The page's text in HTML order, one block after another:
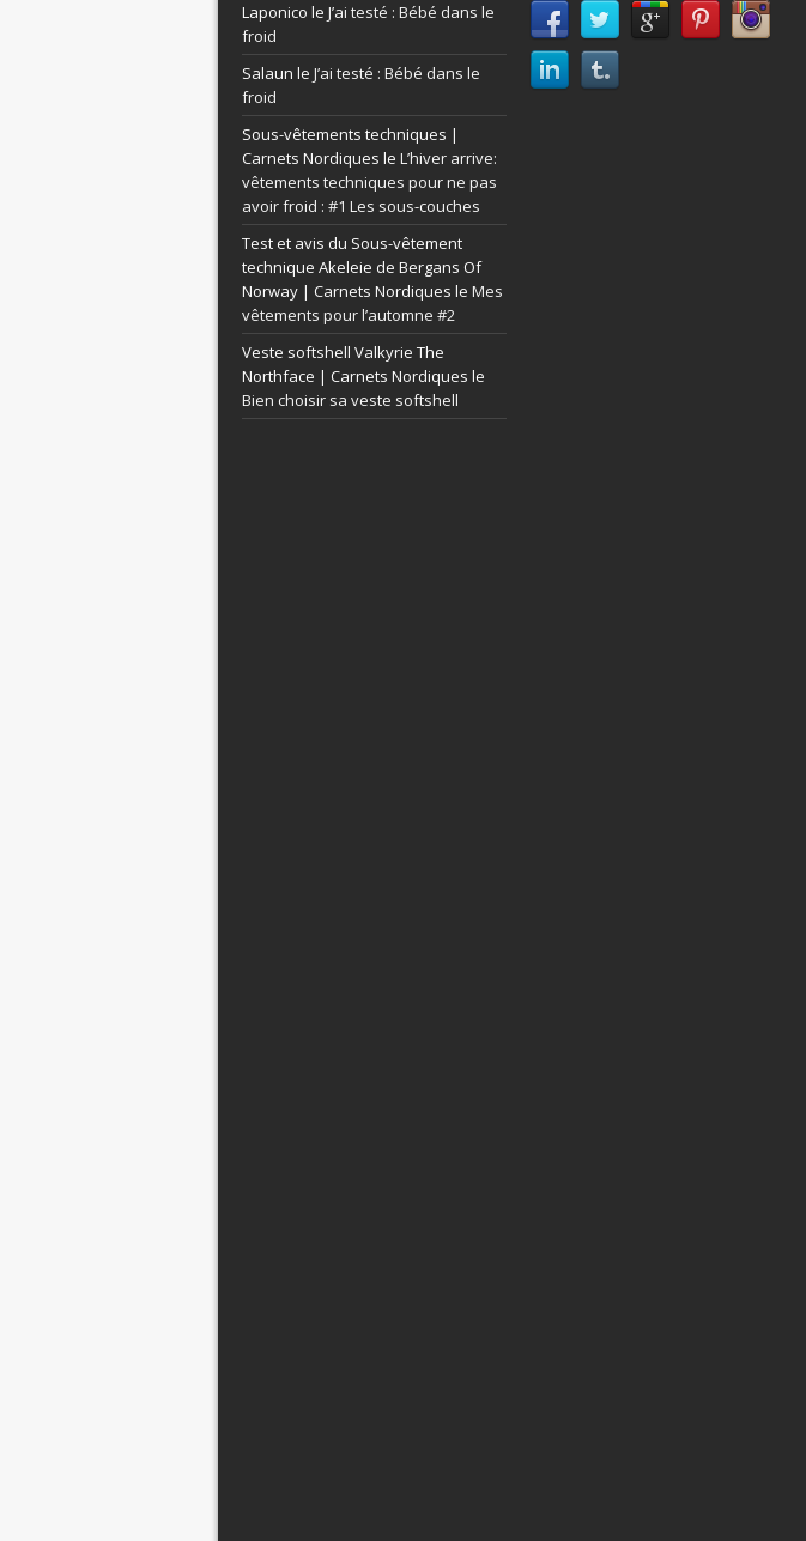
Laponico le J’ai testé : Bébé dans le
froid
Salaun le J’ai testé : Bébé dans le
froid
Sous-vêtements techniques |
Carnets Nordiques le L’hiver arrive:
vêtements techniques pour ne pas
avoir froid : #1 Les sous-couches
Test et avis du Sous-vêtement
technique Akeleie de Bergans Of
Norway | Carnets Nordiques le Mes
vêtements pour l’automne #2
Veste softshell Valkyrie The
Northface | Carnets Nordiques le
Bien choisir sa veste softshell